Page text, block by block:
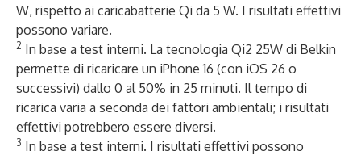
W, rispetto ai caricabatterie Qi da 5 W. I risultati effettivi
possono variare.
2 In base a test interni. La tecnologia Qi2 25W di Belkin
permette di ricaricare un iPhone 16 (con iOS 26 o
successivi) dallo 0 al 50% in 25 minuti. Il tempo di
ricarica varia a seconda dei fattori ambientali; i risultati
effettivi potrebbero essere diversi.
3 In base a test interni. I risultati effettivi possono